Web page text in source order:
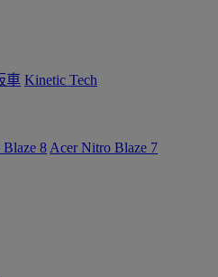
車 Kinetic Tech
8 Acer Nitro Blaze 7